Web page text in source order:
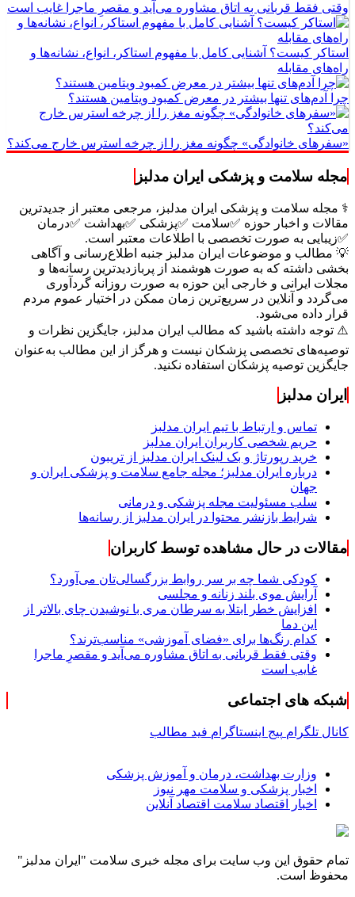
وقتی فقط قربانی به اتاق مشاوره می‌آید و مقصرِ ماجرا غایب است
استاکر کیست؟ آشنایی کامل با مفهوم استاکر، انواع، نشانه‌ها و
راه‌های مقابله
چرا آدم‌های تنها بیشتر در معرض کمبود ویتامین هستند؟
«سفرهای خانوادگی» چگونه مغز را از چرخه استرس خارج می‌کند؟
مجله سلامت و پزشکی ایران مدلبز
⚕️ مجله سلامت و پزشکی ایران مدلبز، مرجعی معتبر از جدیدترین
مقالات و اخبار حوزه ✅سلامت ✅پزشکی ✅بهداشت ✅درمان
✅زیبایی به صورت تخصصی با اطلاعات معتبر است.
💡 مطالب و موضوعات ایران مدلبز جنبه اطلاع‌رسانی و آگاهی
بخشی داشته که به صورت هوشمند از پربازدیدترین رسانه‌ها و
مجلات ایرانی و خارجی این حوزه به صورت روزانه گردآوری
می‌گردد و آنلاین در سریع‌ترین زمان ممکن در اختیار عموم مردم
قرار داده می‌شود.
⚠️ توجه داشته باشید که مطالب ایران مدلبز، جایگزین نظرات و
توصیه‌های تخصصی پزشکان نیست و هرگز از این مطالب به‌عنوان
جایگزین توصیه پزشکان استفاده نکنید.
ایران مدلبز
تماس و ارتباط با تیم ایران مدلبز
حریم شخصی کاربران ایران مدلبز
خرید رپورتاژ و بک لینک ایران مدلبز از تریبون
درباره ایران مدلبز؛ مجله جامع سلامت و پزشکی ایران و
جهان
سلب مسئولیت مجله پزشکی و درمانی
شرایط بازنشر محتوا در ایران مدلبز از رسانه‌ها
مقالات در حال مشاهده توسط کاربران
کودکی شما چه بر سر روابط بزرگسالی‌تان می‌آورد؟
آرایش موی بلند زنانه و مجلسی
افزایش خطر ابتلا به سرطان مری با نوشیدن چای بالاتر از
این دما
کدام رنگ‌ها برای «فضای آموزشی» مناسب‌ترند؟
وقتی فقط قربانی به اتاق مشاوره می‌آید و مقصرِ ماجرا
غایب است
شبکه های اجتماعی
کانال تلگرام پیج اینستاگرام فید مطالب
وزارت بهداشت، درمان و آموزش پزشکی
اخبار پزشکی و سلامت مهر نیوز
اخبار اقتصاد سلامت اقتصاد آنلاین
تمام حقوق این وب سایت برای مجله خبری سلامت "ایران مدلبز"
محفوظ است.